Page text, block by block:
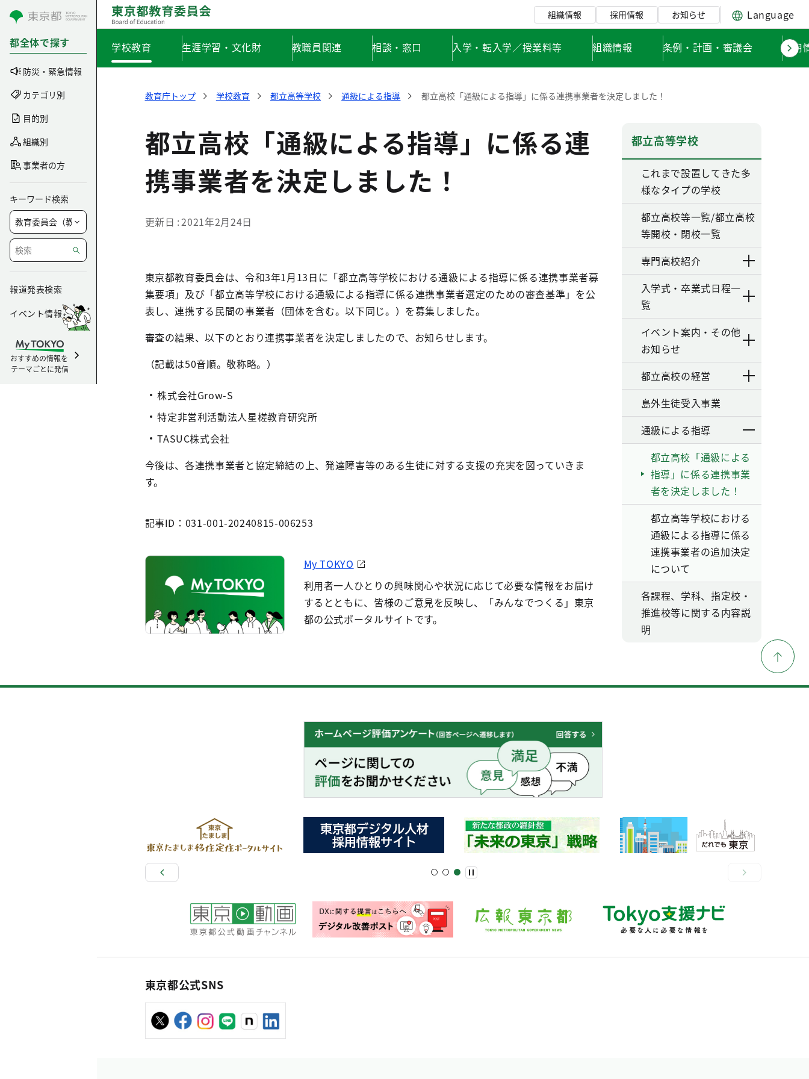
コンテンツにスキップ
都全体で探す
防災・緊急情報
カテゴリ別
目的別
組織別
事業者の方
キーワード検索
報道発表検索
イベント情報
おすすめの情報を
テーマごとに発信
組織情報 採用情報 お知らせ Language
学校教育 生涯学習・文化財 教職員関連 相談・窓口 入学・転入学／授業料等 組織情報 条例・計画・審議会 採用
教育庁トップ 学校教育 都立高等学校 通級による指導 都立高校「通級による指導」に係る連携事業者を決定しました！
都立高校「通級による指導」に係る連
携事業者を決定しました！
更新日 2021年2月24日
東京都教育委員会は、令和3年1月13日に「都立高等学校における通級による指導に係る連携事業者募
集要項」及び「都立高等学校における通級による指導に係る連携事業者選定のための審査基準」を公
表し、連携する民間の事業者（団体を含む。以下同じ。）を募集しました。
審査の結果、以下のとおり連携事業者を決定しましたので、お知らせします。
（記載は50音順。敬称略。）
株式会社Grow-S
特定非営利活動法人星槎教育研究所
TASUC株式会社
今後は、各連携事業者と協定締結の上、発達障害等のある生徒に対する支援の充実を図っていきま
す。
記事ID：031-001-20240815-006253
My TOKYO
利用者一人ひとりの興味関心や状況に応じて必要な情報をお届け
するとともに、皆様のご意見を反映し、「みんなでつくる」東京
都の公式ポータルサイトです。
都立高等学校
これまで設置してきた多
様なタイプの学校
都立高校等一覧/都立高校
等開校・閉校一覧
専門高校紹介
入学式・卒業式日程一
覧
イベント案内・その他
お知らせ
都立高校の経営
島外生徒受入事業
通級による指導
都立高校「通級による
指導」に係る連携事業
者を決定しました！
都立高等学校における
通級による指導に係る
連携事業者の追加決定
について
各課程、学科、指定校・
推進校等に関する内容説
明
東京都公式SNS